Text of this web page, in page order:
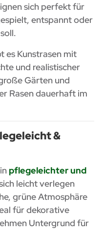
sich perfekt für
entspannt oder
es Kunstrasen mit
und realistischer
Gärten und
Rasen dauerhaft im
&
pflegeleichter und
leicht verlegen
grüne Atmosphäre
für dekorative
Untergrund für